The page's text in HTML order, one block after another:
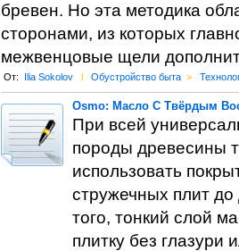
бревен. Но эта методика
сторонами, из которых
межвенцовые щели
От: Ilia Sokolov l Обустройство быта >
Osmo: Масло С Твёрдым
При всей
породы древесины
использовать
стружечных плит
того, тонкий слой
плитку без глазури